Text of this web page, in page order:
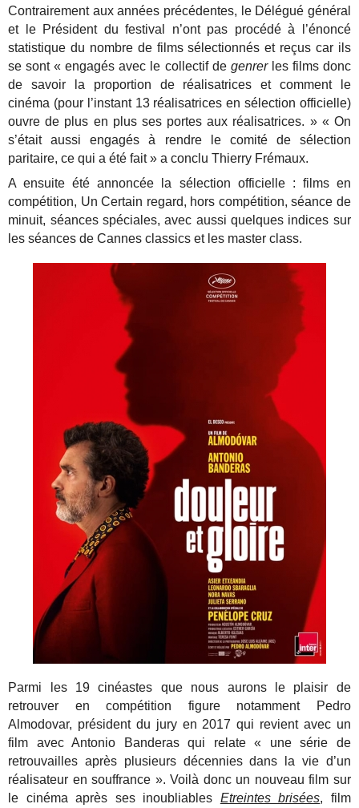
Contrairement aux années précédentes, le Délégué général
et le Président du festival n’ont pas procédé à l’énoncé
statistique du nombre de films sélectionnés et reçus car ils
se sont « engagés avec le collectif de genrerles films donc
de savoir la proportion de réalisatrices et comment le
cinéma (pour l’instant 13 réalisatrices en sélection officielle)
ouvre de plus en plus ses portes aux réalisatrices. » « On
s’était aussi engagés à rendre le comité de sélection
paritaire, ce qui a été fait » a conclu Thierry Frémaux.
A ensuite été annoncée la sélection officielle : films en
compétition, Un Certain regard, hors compétition, séance de
minuit, séances spéciales, avec aussi quelques indices sur
les séances de Cannes classics et les master class.
Parmi les 19 cinéastes que nous aurons le plaisir de
retrouver en compétition figure notamment Pedro
Almodovar, président du jury en 2017 qui revient avec un
film avec Antonio Banderas qui relate « une série de
retrouvailles après plusieurs décennies dans la vie d’un
réalisateur en souffrance ». Voilà donc un nouveau film sur
le cinéma après ses inoubliables Etreintes brisées, film